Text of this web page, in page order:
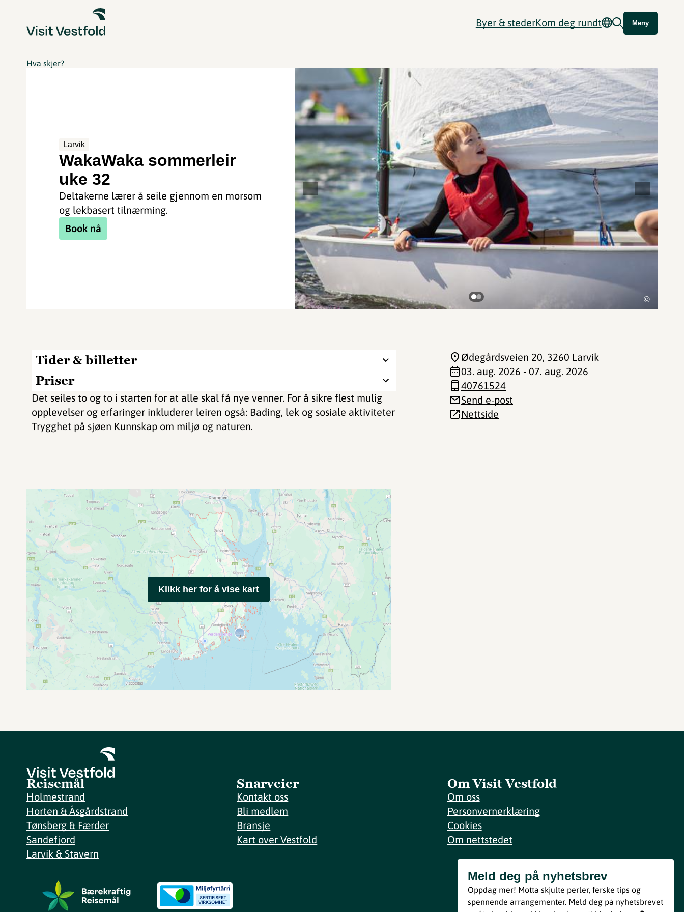
Byer & stederKom deg rundt Meny
Hva skjer?
Larvik
WakaWaka sommerleir
uke 32
Deltakerne lærer å seile gjennom en morsom
og lekbasert tilnærming.
Book nå
©
Tider & billetter
Priser
Det seiles to og to i starten for at alle skal få nye venner. For å sikre flest mulig
opplevelser og erfaringer inkluderer leiren også: Bading, lek og sosiale aktiviteter
Trygghet på sjøen Kunnskap om miljø og naturen.
Ødegårdsveien 20, 3260 Larvik
03. aug. 2026 - 07. aug. 2026
40761524
Send e-post
Nettside
Klikk her for å vise kart
Reisemål
Holmestrand
Horten & Åsgårdstrand
Tønsberg & Færder
Sandefjord
Larvik & Stavern
Snarveier
Kontakt oss
Bli medlem
Bransje
Kart over Vestfold
Om Visit Vestfold
Om oss
Personvernerklæring
Cookies
Om nettstedet
Meld deg på nyhetsbrev
Bli med
Meld deg på nyhetsbrev
Oppdag mer! Motta skjulte perler, ferske tips og
spennende arrangementer. Meld deg på nyhetsbrevet